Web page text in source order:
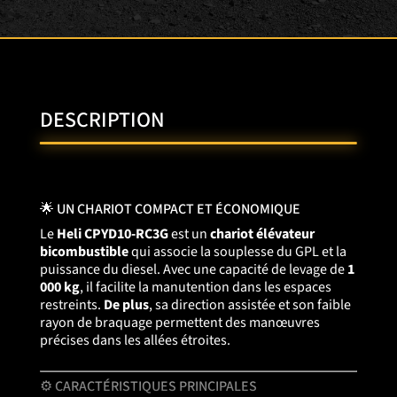
DESCRIPTION
🌟 UN CHARIOT COMPACT ET ÉCONOMIQUE
LeHeli CPYD10-RC3Gest unchariot élévateur
bicombustiblequi associe la souplesse du GPL et la
puissance du diesel. Avec une capacité de levage de1
000 kg, il facilite la manutention dans les espaces
restreints. De plus, sa direction assistée et son faible
rayon de braquage permettent des manœuvres
précises dans les allées étroites.
⚙️ CARACTÉRISTIQUES PRINCIPALES